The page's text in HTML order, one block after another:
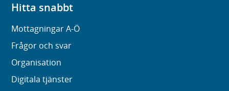
Hitta snabbt
Mottagningar A-Ö
Frågor och svar
Organisation
Digitala tjänster